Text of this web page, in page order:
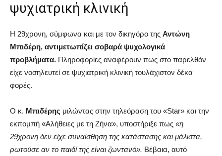
ψυχιατρική κλινική
Η 29χρονη, σύμφωνα και με τον δικηγόρο της Αντώνη
Μπιδέρη, αντιμετωπίζει σοβαρά ψυχολογικά
προβλήματα. Πληροφορίες αναφέρουν πως στο παρελθόν
είχε νοσηλευτεί σε ψυχιατρική κλινική τουλάχιστον δέκα
φορές.
Ο κ. Μπιδέρης μιλώντας στην τηλεόραση του «Star» και την
εκπομπή «Αλήθειες με τη Ζήνα», υποστήριξε πως «η
29χρονη δεν είχε συναίσθηση της κατάστασης και μάλιστα,
ρωτούσε αν το παιδί της είναι ζωντανό». Βέβαια, αυτό